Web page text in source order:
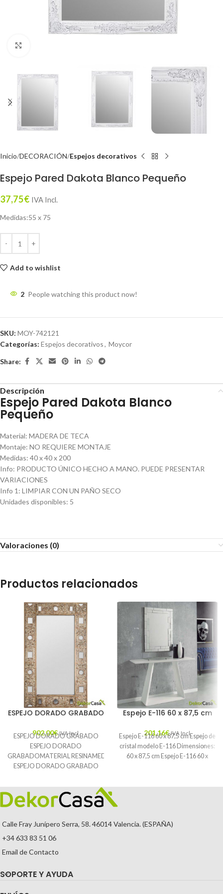
Inicio DECORACIÓN Espejos decorativos
Espejo Pared Dakota Blanco Pequeño
37,75€ IVA Incl.
Medidas:55 x 75
Add to wishlist
2 People watching this product now!
SKU: MOY-742121
Categorías: Espejos decorativos, Moycor
Share:
Descripción
Espejo Pared Dakota Blanco
Pequeño
Material: MADERA DE TECA
Montaje: NO REQUIERE MONTAJE
Medidas: 40 x 40 x 200
Info: PRODUCTO ÚNICO HECHO A MANO. PUEDE PRESENTAR
VARIACIONES
Info 1 : LIMPIAR CON UN PAÑO SECO
Unidades disponibles: 5
Valoraciones (0)
Productos relacionados
ESPEJO DORADO GRABADO
902,00€ IVA Incl.
ESPEJO DORADO GRABADO
ESPEJO DORADO
GRABADOMATERIAL RESINAMEDIDAS 120X5X199
ESPEJO DORADO GRABADO
Espejo E-116 60 x 87,5 cm
201,16€ IVA Incl.
Espejo E-116 60 x 87,5 cm Espejo de
cristal modelo E-116 Dimensiones:
60 x 87,5 cm Espejo E-116 60 x
Calle Fray Junípero Serra, 58. 46014 Valencia. (ESPAÑA)
+34 633 83 51 06
Email de Contacto
SOPORTE Y AYUDA